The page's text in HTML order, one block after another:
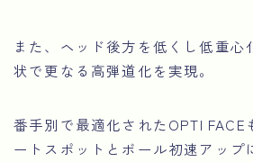
また、ヘッド後方を低くし低重心
状で更なる高弾道化を実現。
番手別で最適化されたOPTI FACE
ートスポットとボール初速アップ